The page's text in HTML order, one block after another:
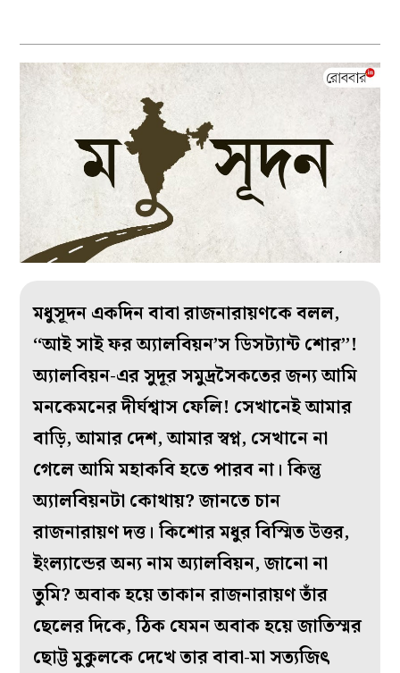
মধুসূদন একদিন বাবা রাজনারায়ণকে বলল,
‘‘আই সাই ফর অ্যালবিয়ন’স ডিসট্যান্ট শোর’’!
অ্যালবিয়ন-এর সুদূর সমুদ্রসৈকতের জন্য আমি
মনকেমনের দীর্ঘশ্বাস ফেলি! সেখানেই আমার
বাড়ি, আমার দেশ, আমার স্বপ্ন, সেখানে না
গেলে আমি মহাকবি হতে পারব না। কিন্তু
অ্যালবিয়নটা কোথায়? জানতে চান
রাজনারায়ণ দত্ত। কিশোর মধুর বিস্মিত উত্তর,
ইংল্যান্ডের অন্য নাম অ্যালবিয়ন, জানো না
তুমি? অবাক হয়ে তাকান রাজনারায়ণ তাঁর
ছেলের দিকে, ঠিক যেমন অবাক হয়ে জাতিস্মর
ছোট্ট মুকুলকে দেখে তার বাবা-মা সত্যজিৎ